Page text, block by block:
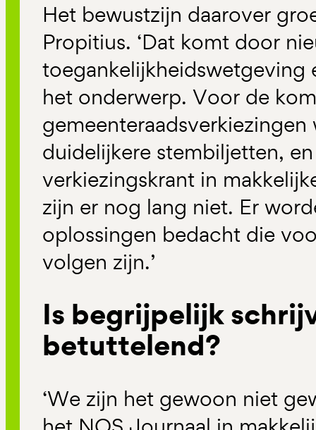
Het bewustzijn daarover
Propitius. ‘Dat komt door
toegankelijkheidswetgeving
het onderwerp. Voor de
duidelijkere stembiljetten,
verkiezingskrant in
zijn er nog lang niet. Er
oplossingen bedacht die
volgen zijn.’
Is begrijpelijk
betuttelend?
‘We zijn het gewoon niet